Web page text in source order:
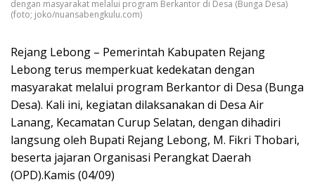
dengan masyarakat melalui program Berkantor di Desa (Bunga Desa)
(foto; joko/nuansabengkulu.com)
Rejang Lebong – Pemerintah Kabupaten Rejang
Lebong terus memperkuat kedekatan dengan
masyarakat melalui program Berkantor di Desa (Bunga
Desa). Kali ini, kegiatan dilaksanakan di Desa Air
Lanang, Kecamatan Curup Selatan, dengan dihadiri
langsung oleh Bupati Rejang Lebong, M. Fikri Thobari,
beserta jajaran Organisasi Perangkat Daerah
(OPD).Kamis (04/09)